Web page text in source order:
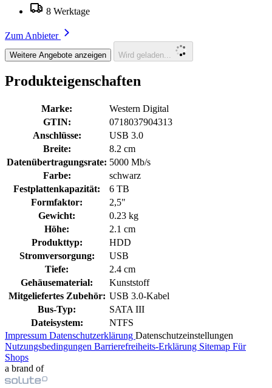
8 Werktage
Zum Anbieter
Weitere Angebote anzeigen Wird geladen...
Produkteigenschaften
Marke:
Western Digital
GTIN:
0718037904313
Anschlüsse:
USB 3.0
Breite:
8.2 cm
Datenübertragungsrate: 5000 Mb/s
Farbe:
schwarz
Festplattenkapazität:
6 TB
Formfaktor:
2,5"
Gewicht:
0.23 kg
Höhe:
2.1 cm
Produkttyp:
HDD
Stromversorgung:
USB
Tiefe:
2.4 cm
Gehäusematerial:
Kunststoff
Mitgeliefertes Zubehör: USB 3.0-Kabel
Bus-Typ:
SATA III
Dateisystem:
NTFS
Impressum Datenschutzerklärung Datenschutzeinstellungen
Nutzungsbedingungen Barrierefreiheits-Erklärung Sitemap Für
Shops
a brand of